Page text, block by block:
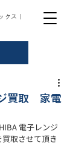
クス｜
買取 家電
電子レンジ
買取させて頂き